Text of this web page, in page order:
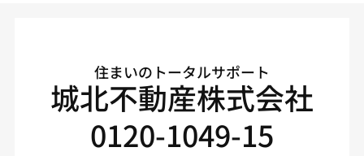
住まいのトータルサポート
城北不動産株式会社
0120-1049-15